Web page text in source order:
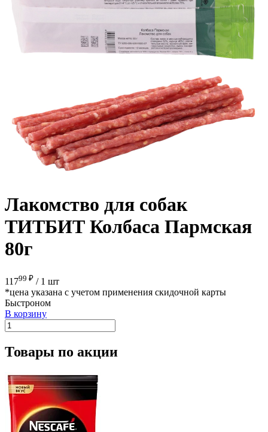
Лакомство для собак
ТИТБИТ Колбаса Пармская
80г
11799 ₽ / 1 шт
*цена указана с учетом применения скидочной карты
Быстроном
В корзину
Товары по акции